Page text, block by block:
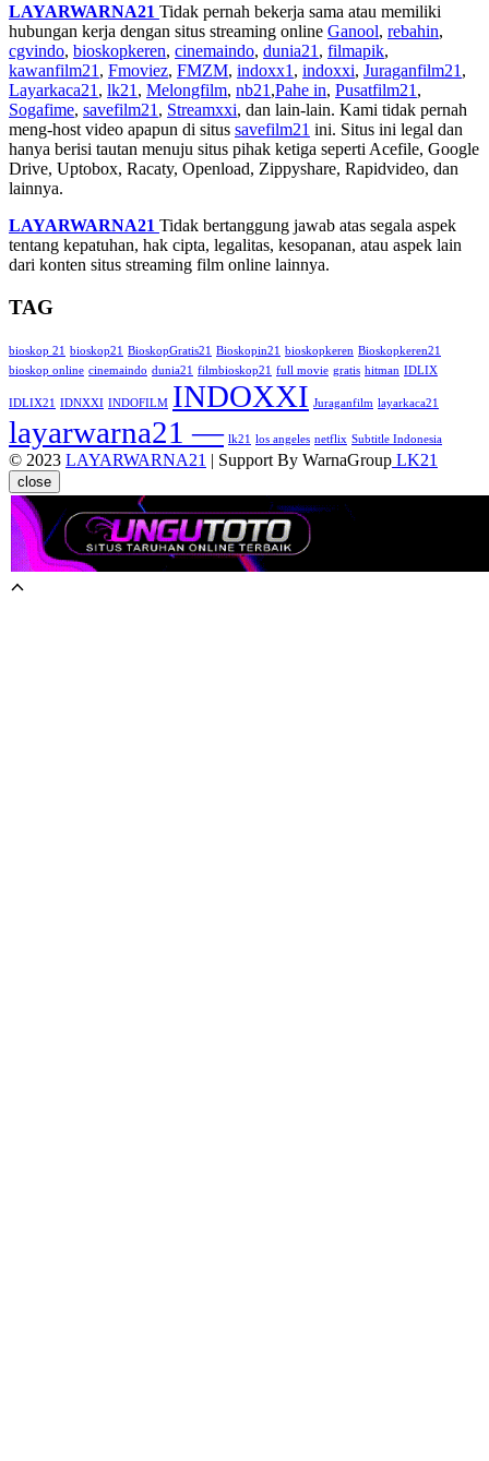
LAYARWARNA21 Tidak pernah bekerja sama atau memiliki
hubungan kerja dengan situs streaming online Ganool, rebahin,
cgvindo, bioskopkeren, cinemaindo, dunia21 , filmapik,
kawanfilm21 , Fmoviez, FMZM, indoxx1 , indoxxi, Juraganfilm21 ,
Layarkaca21 , lk21 , Melongfilm, nb21 ,Pahe in, Pusatfilm21 ,
Sogafime, savefilm21 , Streamxxi, dan lain-lain. Kami tidak pernah
meng-host video apapun di situs savefilm21 ini. Situs ini legal dan
hanya berisi tautan menuju situs pihak ketiga seperti Acefile, Google
Drive, Uptobox, Racaty, Openload, Zippyshare, Rapidvideo, dan
lainnya.
LAYARWARNA21 Tidak bertanggung jawab atas segala aspek
tentang kepatuhan, hak cipta, legalitas, kesopanan, atau aspek lain
dari konten situs streaming film online lainnya.
TAG
bioskop 21 bioskop21 BioskopGratis21 Bioskopin21 bioskopkeren Bioskopkeren21
bioskop online cinemaindo dunia21 filmbioskop21 full movie gratis hitman IDLIX
IDLIX21 IDNXXI INDOFILM INDOXXI Juraganfilm layarkaca21
layarwarna21 — lk21 los angeles netflix Subtitle Indonesia
© 2023 LAYARWARNA21 | Support By WarnaGroup LK21
close